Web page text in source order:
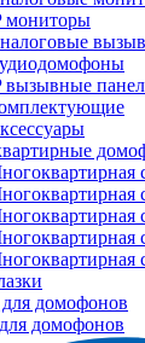
мониторы
вызывные
домофонов
домофонов